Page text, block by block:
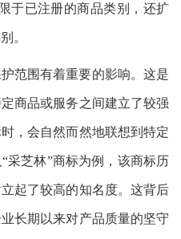
于已注册的商品类别，还扩
。
范围有着重要的影响。这是
商品或服务之间建立了较强
，会自然而然地联想到特定
采芝林”商标为例，该商标历
起了较高的知名度。这背后
长期以来对产品质量的坚守